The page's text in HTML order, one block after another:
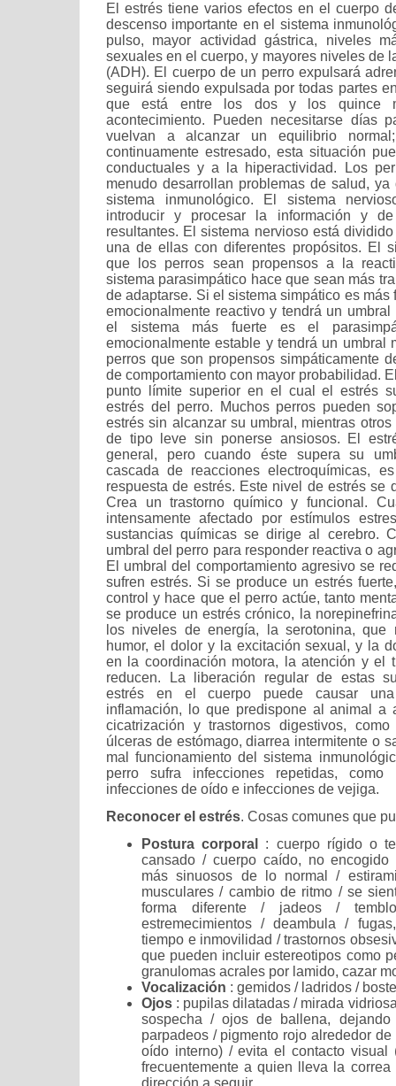
El estrés tiene varios efectos en el cuerpo
descenso importante en el sistema
pulso, mayor actividad gástrica, niveles
sexuales en el cuerpo, y mayores niveles de
(ADH). El cuerpo de un perro expulsará
seguirá siendo expulsada por todas partes
que está entre los dos y los quince
acontecimiento. Pueden necesitarse días
vuelvan a alcanzar un equilibrio
continuamente estresado, esta situación
conductuales y a la hiperactividad. Los
menudo desarrollan problemas de salud,
sistema inmunológico. El sistema
introducir y procesar la información y de
resultantes. El sistema nervioso está
una de ellas con diferentes propósitos. El
que los perros sean propensos a la
sistema parasimpático hace que sean más
de adaptarse. Si el sistema simpático es más
emocionalmente reactivo y tendrá un
el sistema más fuerte es el
emocionalmente estable y tendrá un umbral
perros que son propensos simpáticamente
de comportamiento con mayor probabilidad.
punto límite superior en el cual el estrés
estrés del perro. Muchos perros pueden
estrés sin alcanzar su umbral, mientras
de tipo leve sin ponerse ansiosos. El
general, pero cuando éste supera su
cascada de reacciones electroquímicas,
respuesta de estrés. Este nivel de estrés se
Crea un trastorno químico y funcional.
intensamente afectado por estímulos
sustancias químicas se dirige al cerebro.
umbral del perro para responder reactiva o
El umbral del comportamiento agresivo se
sufren estrés. Si se produce un estrés
control y hace que el perro actúe, tanto
se produce un estrés crónico, la
los niveles de energía, la serotonina,
humor, el dolor y la excitación sexual, y la
en la coordinación motora, la atención y el
reducen. La liberación regular de estas
estrés en el cuerpo puede causar
inflamación, lo que predispone al animal a
cicatrización y trastornos digestivos, como
úlceras de estómago, diarrea intermitente o
mal funcionamiento del sistema
perro sufra infecciones repetidas, como
infecciones de oído e infecciones de vejiga.
Reconocer el estrés. Cosas comunes que
Postura corporal : cuerpo rígido o
cansado / cuerpo caído, no encogido
más sinuosos de lo normal /
musculares / cambio de ritmo / se
forma diferente / jadeos /
estremecimientos / deambula /
tiempo e inmovilidad / trastornos
que pueden incluir estereotipos como
granulomas acrales por lamido, cazar
Vocalización : gemidos / ladridos /
Ojos : pupilas dilatadas / mirada
sospecha / ojos de ballena,
parpadeos / pigmento rojo alrededor
oído interno) / evita el contacto visual
frecuentemente a quien lleva la
dirección a seguir.